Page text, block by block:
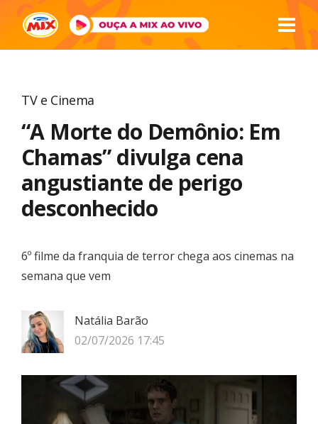
TV e Cinema
“A Morte do Demônio: Em
Chamas” divulga cena
angustiante de perigo
desconhecido
6º filme da franquia de terror chega aos cinemas na
semana que vem
Natália Barão
02/07/2026 17:45